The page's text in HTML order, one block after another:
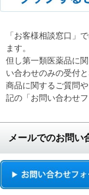
「お客様相談窓口」
ます。
但し第一類医薬品に
い合わせのみの受付と
商品に関するご質問
記の「お問い合わせ
メールでのお問い